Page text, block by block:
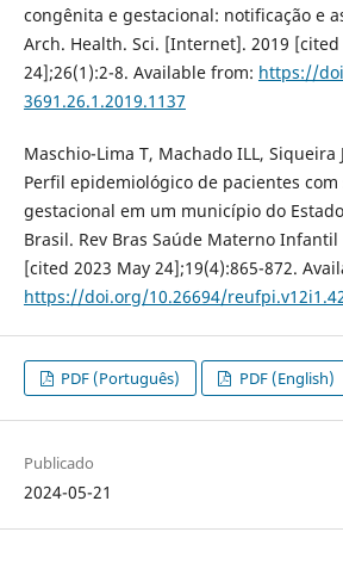
congênita e gestacional: notificação e
Arch. Health. Sci. [Internet]. 2019 [cited
24];26(1):2-8. Available from: https://
3691.26.1.2019.1137
Maschio-Lima T, Machado ILL, Siqueira
Perfil epidemiológico de pacientes
gestacional em um município do
Brasil. Rev Bras Saúde Materno
[cited 2023 May 24];19(4):865-872.
https://doi.org/10.26694/
PDF (Português) PDF (English)
Publicado
2024-05-21